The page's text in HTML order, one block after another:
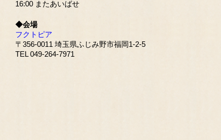
16:00 またあいばせ
◆会場
フクトピア
〒356-0011 埼玉県ふじみ野市福岡1-2-5
TEL 049-264-7971